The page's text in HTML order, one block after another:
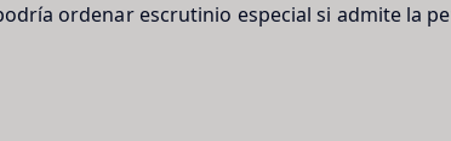
ordenar escrutinio especial si admite la